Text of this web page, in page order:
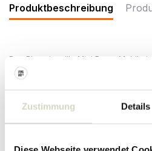
Zustimmung Details
Produktbeschreibung
Das Bloomingville Mini Pomp Mobile
Heißluftballon. Der Ballon selbst
grünen Streifenmuster. Der Korb ist
Maße: Durchmesser 25 x Höhe 65cm
Material: Polyester, Wasserhyazinthe,
Sonstiges: Es besteht die